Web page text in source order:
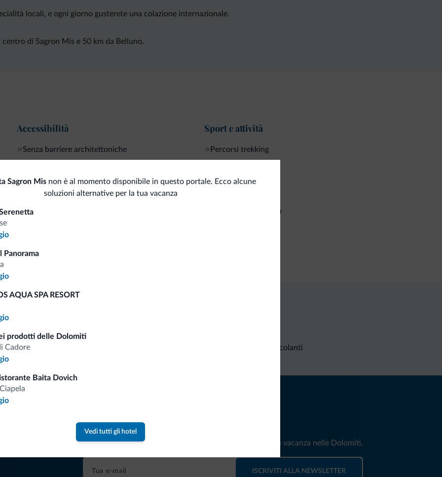
locali, e ogni giorno gusterete una colazione internazionale.
di Sagron Mis e 50 km da Belluno.
Accessibilità
Senza barriere architettoniche
Animali
Sport e attività
Percorsi trekking
Servizi generali
Cassetta di sicurezza
Sagron Misnon è al momento disponibile in questo portale. Ecco alcune
soluzioni alternative per la tua vacanza
Panorama
AQUA SPA RESORT
prodotti delle Dolomiti
Cadore
Baita Dovich
Vedi tutti gli hotel
Richieste non vincolanti
Consigli dalle Dolomiti
Riceverai informazioni, offerte esclusive e news per la tua vacanza nelle Dolomiti.
ISCRIVITI ALLA NEWSLETTER